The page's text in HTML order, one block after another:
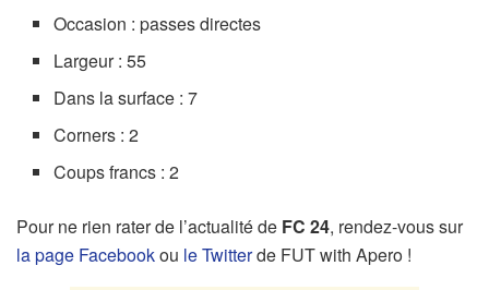
Occasion : passes directes
Largeur : 55
Dans la surface : 7
Corners : 2
Coups francs : 2
Pour ne rien rater de l’actualité de FC 24, rendez-vous sur
la page Facebookou le Twitterde FUT with Apero !